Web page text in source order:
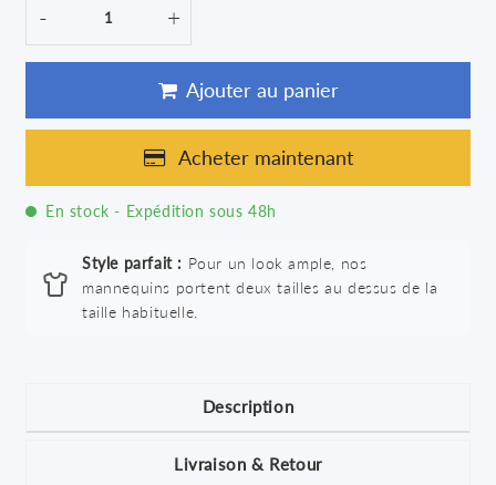
- +
Ajouter au panier
Acheter maintenant
En stock - Expédition sous 48h
Style parfait : Pour un look ample, nos
mannequins portent deux tailles au dessus de la
taille habituelle.
Description
Livraison & Retour